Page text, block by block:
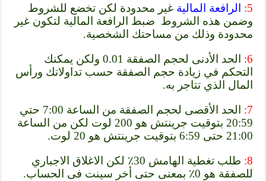
5:
الرافعة المالية غير محدودة لكن تخضع للشروط
وضمن هذه الشروط ضبط الرافعة المالية لتكون غير
محدودة وذلك من مساحتك الشخصية.
6:
الحد الأدنى لحجم الصفقة 0.01 ولكن يمكنك
التحكم في زيادة حجم الصفقة حسب تداولاتك ورأس
المال الذي تتاجر به.
7:
الحد الأقصى لحجم الصفقة من الساعة 7:00 حتي
20:59 بتوقيت جرينتش هو 200 لوت لكن من الساعة
21:00 حتى 6:59 بتوقيت جرينتش هو 20 لوت.
8:
طلب تغطية الهامش 30٪ لكن الاغلاق الاجباري
للصفقة هو 0٪ بمعنى حتى أخر سينت فى الحساب.